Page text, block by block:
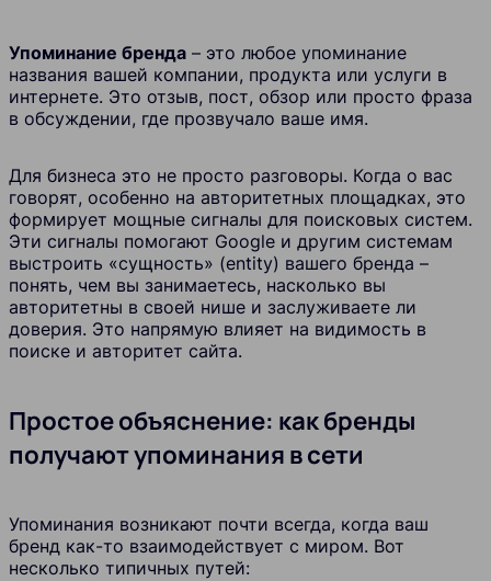
Упоминание бренда – это любое упоминание
названия вашей компании, продукта или услуги в
интернете. Это отзыв, пост, обзор или просто фраза
в обсуждении, где прозвучало ваше имя.
Для бизнеса это не просто разговоры. Когда о вас
говорят, особенно на авторитетных площадках, это
формирует мощные сигналы для поисковых систем.
Эти сигналы помогают Google и другим системам
выстроить «сущность» (entity) вашего бренда –
понять, чем вы занимаетесь, насколько вы
авторитетны в своей нише и заслуживаете ли
доверия. Это напрямую влияет на видимость в
поиске и авторитет сайта.
Простое объяснение: как бренды
получают упоминания в сети
Упоминания возникают почти всегда, когда ваш
бренд как-то взаимодействует с миром. Вот
несколько типичных путей: